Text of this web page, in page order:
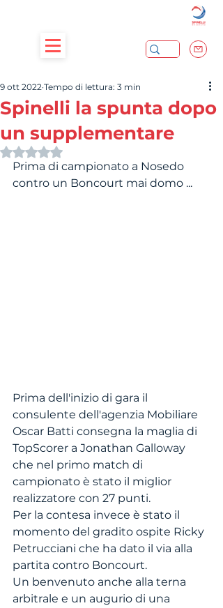
Spinelli la spunta dopo
un supplementare
9 ott 2022 Tempo di lettura: 3 min
Valutazione NaN stelle su 5.
Prima di campionato a Nosedo
contro un Boncourt mai domo ...
Prima dell'inizio di gara il
consulente dell'agenzia Mobiliare
Oscar Batti consegna la maglia di
TopScorer a Jonathan Galloway
che nel primo match di
campionato è stato il miglior
realizzatore con 27 punti.
Per la contesa invece è stato il
momento del gradito ospite Ricky
Petrucciani che ha dato il via alla
partita contro Boncourt.
Un benvenuto anche alla terna
arbitrale e un augurio di una